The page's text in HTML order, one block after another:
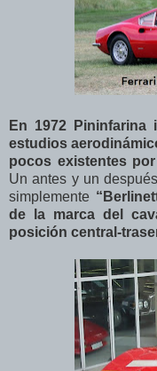
En 1972
estudios
pocos existentes
Un antes y un
simplemente
de la marca del
posición central-